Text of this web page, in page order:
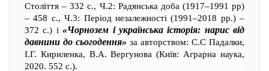
Століття – 332 с., Ч.2: Радянська доба (1917–1991 рр)
– 458 с., Ч.3: Період незалежності (1991–2018 рр.) –
372 с.) і«Чорнозем і українська історія: нарис від
давнини до сьогодення» за авторством: С.С Падалки,
І.Г. Кириленка, В.А. Вергунова (Київ: Аграрна наука,
2020. 552 с.).